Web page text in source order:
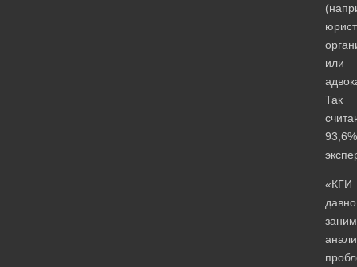
или
Так
93,6%
«КГИ
давно